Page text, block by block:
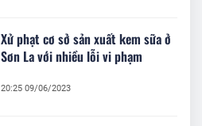
Xử phạt cơ sở sản xuất kem sữa ở
Sơn La với nhiều lỗi vi phạm
20:25 09/06/2023